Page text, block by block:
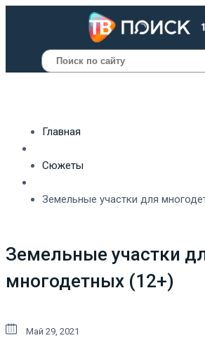
Поиск
Главная
Сюжеты
Земельные участки для
Земельные участки
многодетных (12+)
Май 29, 2021